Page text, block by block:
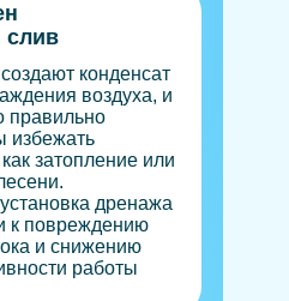
слив
конденсат
воздуха, и
правильно
избежать
затопление или
дренажа
к повреждению
и снижению
работы